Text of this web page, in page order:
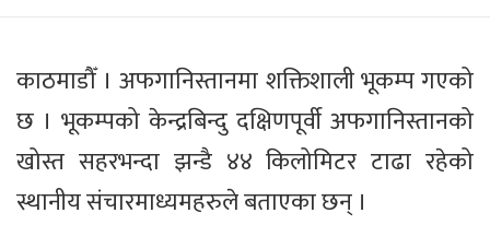
काठमाडौँ । अफगानिस्तानमा शक्तिशाली भूकम्प गएको
छ । भूकम्पको केन्द्रबिन्दु दक्षिणपूर्वी अफगानिस्तानको
खोस्त सहरभन्दा झन्डै ४४ किलोमिटर टाढा रहेको
स्थानीय संचारमाध्यमहरुले बताएका छन् ।